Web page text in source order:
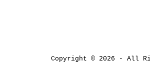
Copyright © 2026 - All